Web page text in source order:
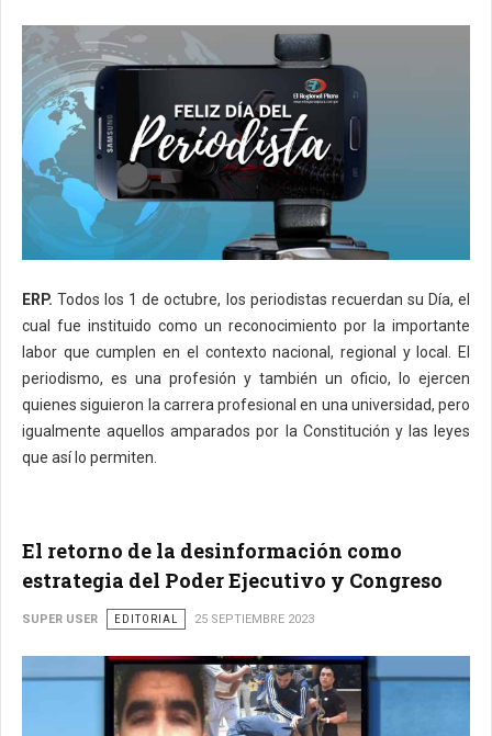
ERP. Todos los 1 de octubre, los periodistas recuerdan su Día, el
cual fue instituido como un reconocimiento por la importante
labor que cumplen en el contexto nacional, regional y local. El
periodismo, es una profesión y también un oficio, lo ejercen
quienes siguieron la carrera profesional en una universidad, pero
igualmente aquellos amparados por la Constitución y las leyes
que así lo permiten.
El retorno de la desinformación como
estrategia del Poder Ejecutivo y Congreso
SUPER USER EDITORIAL 25 SEPTIEMBRE 2023